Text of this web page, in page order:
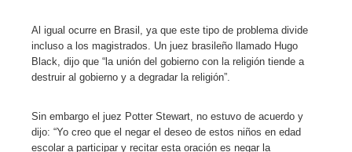
Al igual ocurre en Brasil, ya que este tipo de problema divide
incluso a los magistrados. Un juez brasileño llamado Hugo
Black, dijo que “la unión del gobierno con la religión tiende a
destruir al gobierno y a degradar la religión”.
Sin embargo el juez Potter Stewart, no estuvo de acuerdo y
dijo: “Yo creo que el negar el deseo de estos niños en edad
escolar a participar y recitar esta oración es negar la